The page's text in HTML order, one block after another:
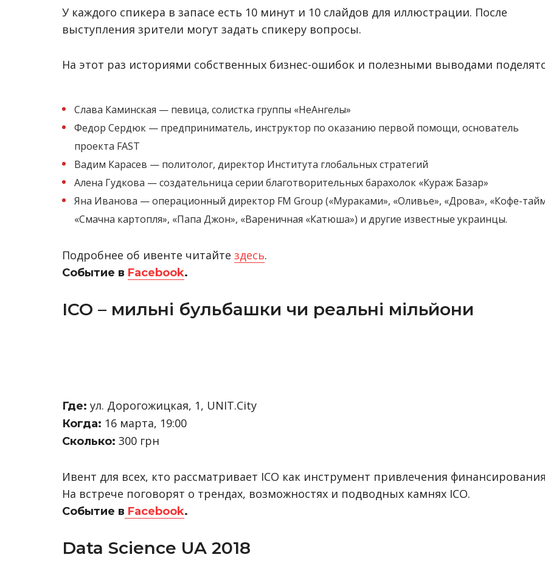
У каждого спикера в запасе есть 10 минут и 10 слайдов для иллюстрации. После
выступления зрители могут задать спикеру вопросы.
На этот раз историями собственных бизнес-ошибок и полезными выводами
Слава Каминская — певица, солистка группы «НеАнгелы»
Федор Сердюк — предприниматель, инструктор по оказанию первой помощи, основатель
проекта FAST
Вадим Карасев — политолог, директор Института глобальных стратегий
Алена Гудкова — создательница серии благотворительных барахолок «Кураж Базар»
Яна Иванова — операционный директор FM Group («Мураками», «Оливье», «Дрова», «Кофе-
«Смачна картопля», «Папа Джон», «Вареничная «Катюша») и другие известные украинцы.
Подробнее об ивенте читайте здесь.
Событие в Facebook.
ICO – мильні бульбашки чи реальні мільйони
Где: ул. Дорогожицкая, 1, UNIT.City
Когда: 16 марта, 19:00
Сколько: 300 грн
Ивент для всех, кто рассматривает ICO как инструмент привлечения
На встрече поговорят о трендах, возможностях и подводных камнях ICO.
Событие в Facebook.
Data Science UA 2018